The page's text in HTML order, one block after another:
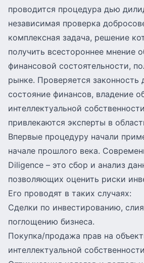
проводится процедура дью
независимая проверка
комплексная задача, решение
получить всестороннее мнение
финансовой состоятельности,
рынке. Проверяется законность
состояние финансов, владение
интеллектуальной
привлекаются эксперты в
Впервые процедуру начали
начале прошлого века.
Diligence – это сбор и анализ
позволяющих оценить риски
Его проводят в таких случаях:
Сделки по инвестированию,
поглощению бизнеса.
Покупка/продажа прав на
интеллектуальной